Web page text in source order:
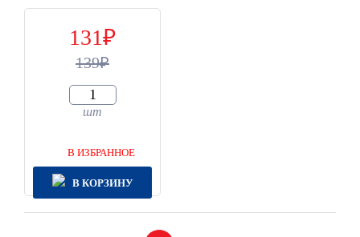
131
139
шт
В ИЗБРАННОЕ
В КОРЗИНУ